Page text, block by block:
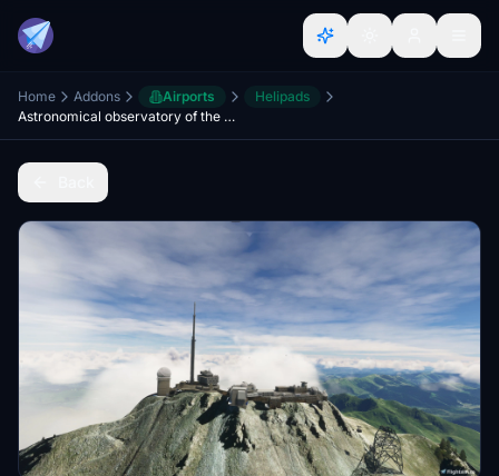
Home Addons Airports
Helipads
Astronomical observatory of the Pic du Midi (Helipad)